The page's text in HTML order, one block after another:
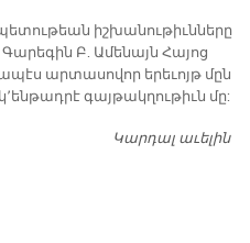
իշխանութիւնները
Բ. Ամենայն Հայոց
արտասովոր երեւոյթ մըն
գայթակղութիւն մը:
Կարդալ աւելին